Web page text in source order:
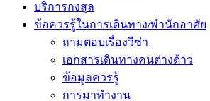
บริการกงสุล
ข้อควรรู้ในการเดินทาง/พำนักอาศัย
ถามตอบเรื่องวีซ่า
เอกสารเดินทางคนต่างด้าว
ข้อมูลควรรู้
การมาทำงาน